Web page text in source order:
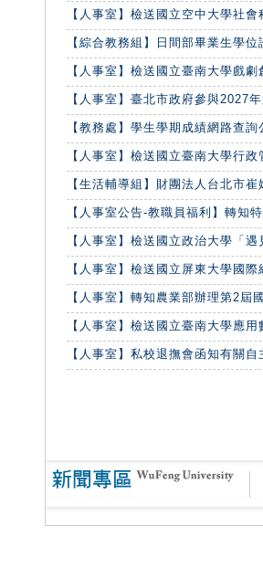
【人事室】檢送國立空中大學社
【綜合教務組】日間部畢業生學
【人事室】檢送國立臺南大學戲
【人事室】臺北市政府參與2027
【教務處】學生學期成績網路查詢
【人事室】檢送國立臺南大學行
【生活輔導組】財團法人台北市
【人事室公告-教職員福利】轉知
【人事室】檢送國立政治大學「
【人事室】檢送國立屏東大學國
【人事室】轉知農業部辦理第2屆
【人事室】檢送國立臺南大學應
【人事室】私校退撫會函知有關